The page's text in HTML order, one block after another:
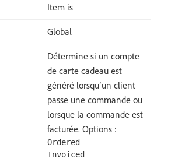
Item is
Global
Détermine si un compte
de carte cadeau est
généré lorsqu’un client
passe une commande ou
lorsque la commande est
facturée. Options :
Ordered
Invoiced